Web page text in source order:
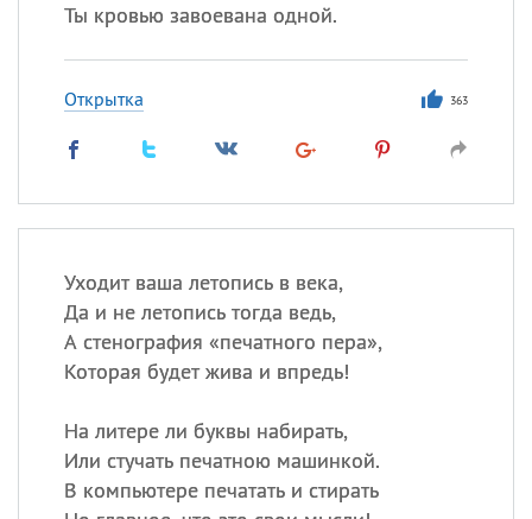
Ты кровью завоевана одной.
Открытка 363
Уходит ваша летопись в века,
Да и не летопись тогда ведь,
А стенография «печатного пера»,
Которая будет жива и впредь!
На литере ли буквы набирать,
Или стучать печатною машинкой.
В компьютере печатать и стирать